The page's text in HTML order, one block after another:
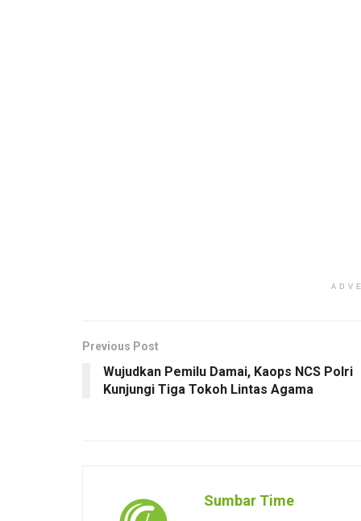
Previous Post
Wujudkan Pemilu Damai, Kaops NCS Polri
Kunjungi Tiga Tokoh Lintas Agama
Sumbar Time